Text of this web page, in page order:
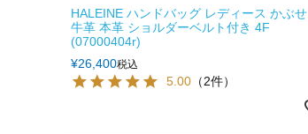
HALEINE ハンドバッグ レディース かぶせ
牛革 本革 ショルダーベルト付き 4F
(07000404r)
¥26,400税込
5.00 （2件）